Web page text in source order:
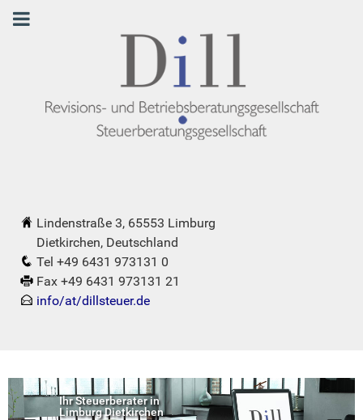
Lindenstraße 3, 65553 Limburg
Dietkirchen, Deutschland
Tel +49 6431 973131 0
Fax +49 6431 973131 21
info/at/dillsteuer.de
Ihr Steuerberater in
Limburg Dietkirchen